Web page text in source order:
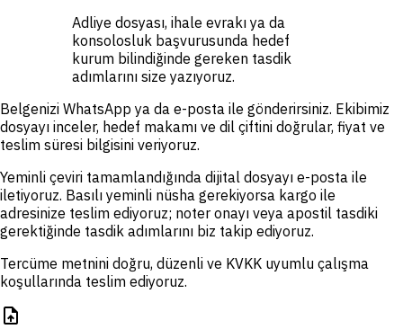
Adliye dosyası, ihale evrakı ya da
konsolosluk başvurusunda hedef
kurum bilindiğinde gereken tasdik
adımlarını size yazıyoruz.
Belgenizi WhatsApp ya da e-posta ile gönderirsiniz. Ekibimiz
dosyayı inceler, hedef makamı ve dil çiftini doğrular, fiyat ve
teslim süresi bilgisini veriyoruz.
Yeminli çeviri tamamlandığında dijital dosyayı e-posta ile
iletiyoruz. Basılı yeminli nüsha gerekiyorsa kargo ile
adresinize teslim ediyoruz; noter onayı veya apostil tasdiki
gerektiğinde tasdik adımlarını biz takip ediyoruz.
Tercüme metnini doğru, düzenli ve KVKK uyumlu çalışma
koşullarında teslim ediyoruz.
upload_file